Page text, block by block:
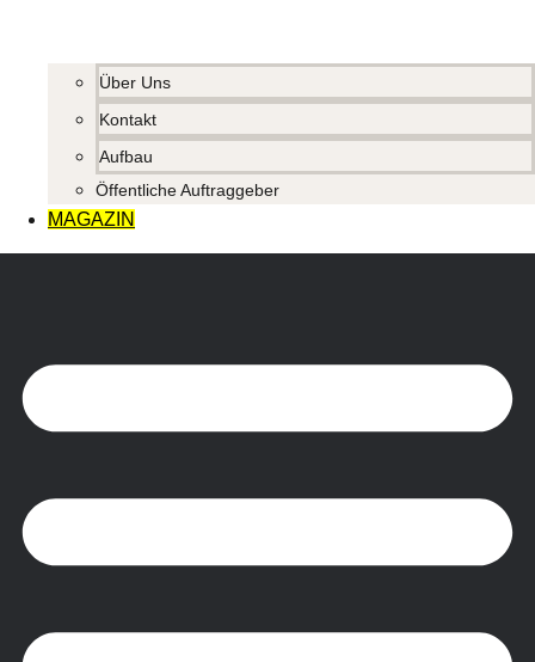
Über Uns
Kontakt
Aufbau
Öffentliche Auftraggeber
MAGAZIN